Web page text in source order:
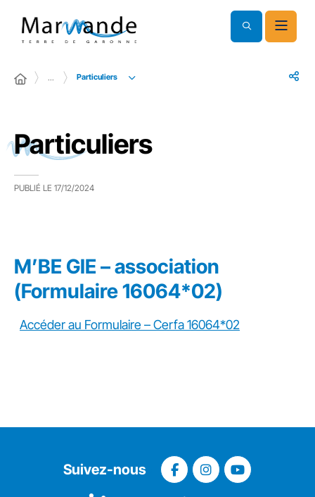
… Particuliers
Particuliers
PUBLIÉ LE 17/12/2024
M’BE GIE – association
(Formulaire 16064*02)
Accéder au Formulaire – Cerfa 16064*02
Suivez-nous